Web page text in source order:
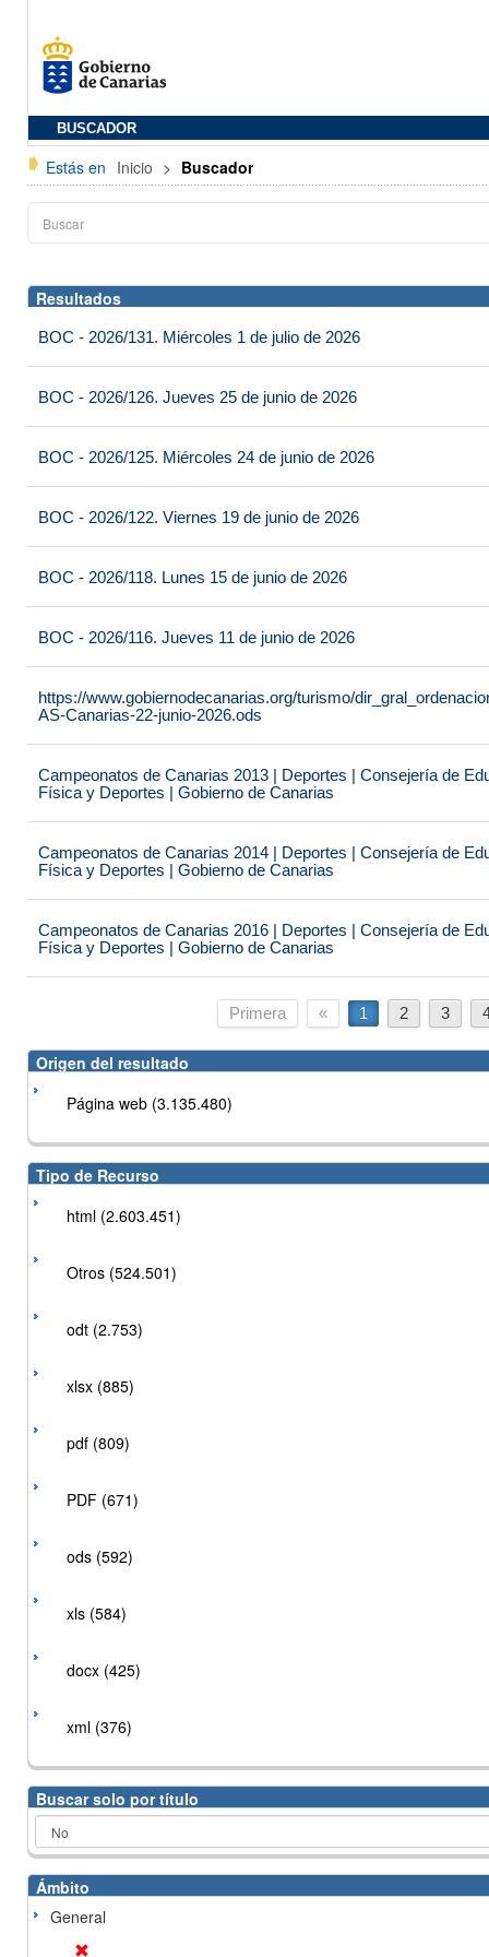
BUSCADOR
Estás en Inicio > Buscador
Resultados
BOC - 2026/131. Miércoles 1 de julio de 2026
BOC - 2026/126. Jueves 25 de junio de 2026
BOC - 2026/125. Miércoles 24 de junio de 2026
BOC - 2026/122. Viernes 19 de junio de 2026
BOC - 2026/118. Lunes 15 de junio de 2026
BOC - 2026/116. Jueves 11 de junio de 2026
https://www.gobiernodecanarias.org/turismo/
AS-Canarias-22-junio-2026.ods
Campeonatos de Canarias 2013 | Deportes | Consejería de
Física y Deportes | Gobierno de Canarias
Campeonatos de Canarias 2014 | Deportes | Consejería de
Física y Deportes | Gobierno de Canarias
Campeonatos de Canarias 2016 | Deportes | Consejería de
Física y Deportes | Gobierno de Canarias
Primera « 1 2 3
Origen del resultado
Página web (3.135.480)
Tipo de Recurso
html (2.603.451)
Otros (524.501)
odt (2.753)
xlsx (885)
pdf (809)
PDF (671)
ods (592)
xls (584)
docx (425)
xml (376)
Buscar solo por título
Ámbito
General